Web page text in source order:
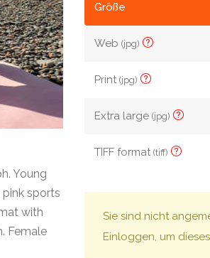
Young
sports
with
Female
Größe
Web(jpg)
Print(jpg)
Extra large(jpg)
TIFF format(tiff)
Sie sind nicht
Einloggen, um